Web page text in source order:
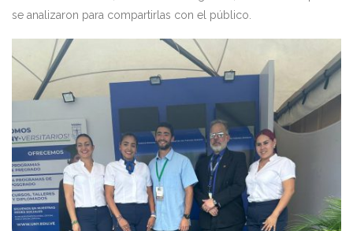
se analizaron para compartirlas con el público.